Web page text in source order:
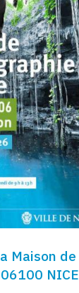
Maison de